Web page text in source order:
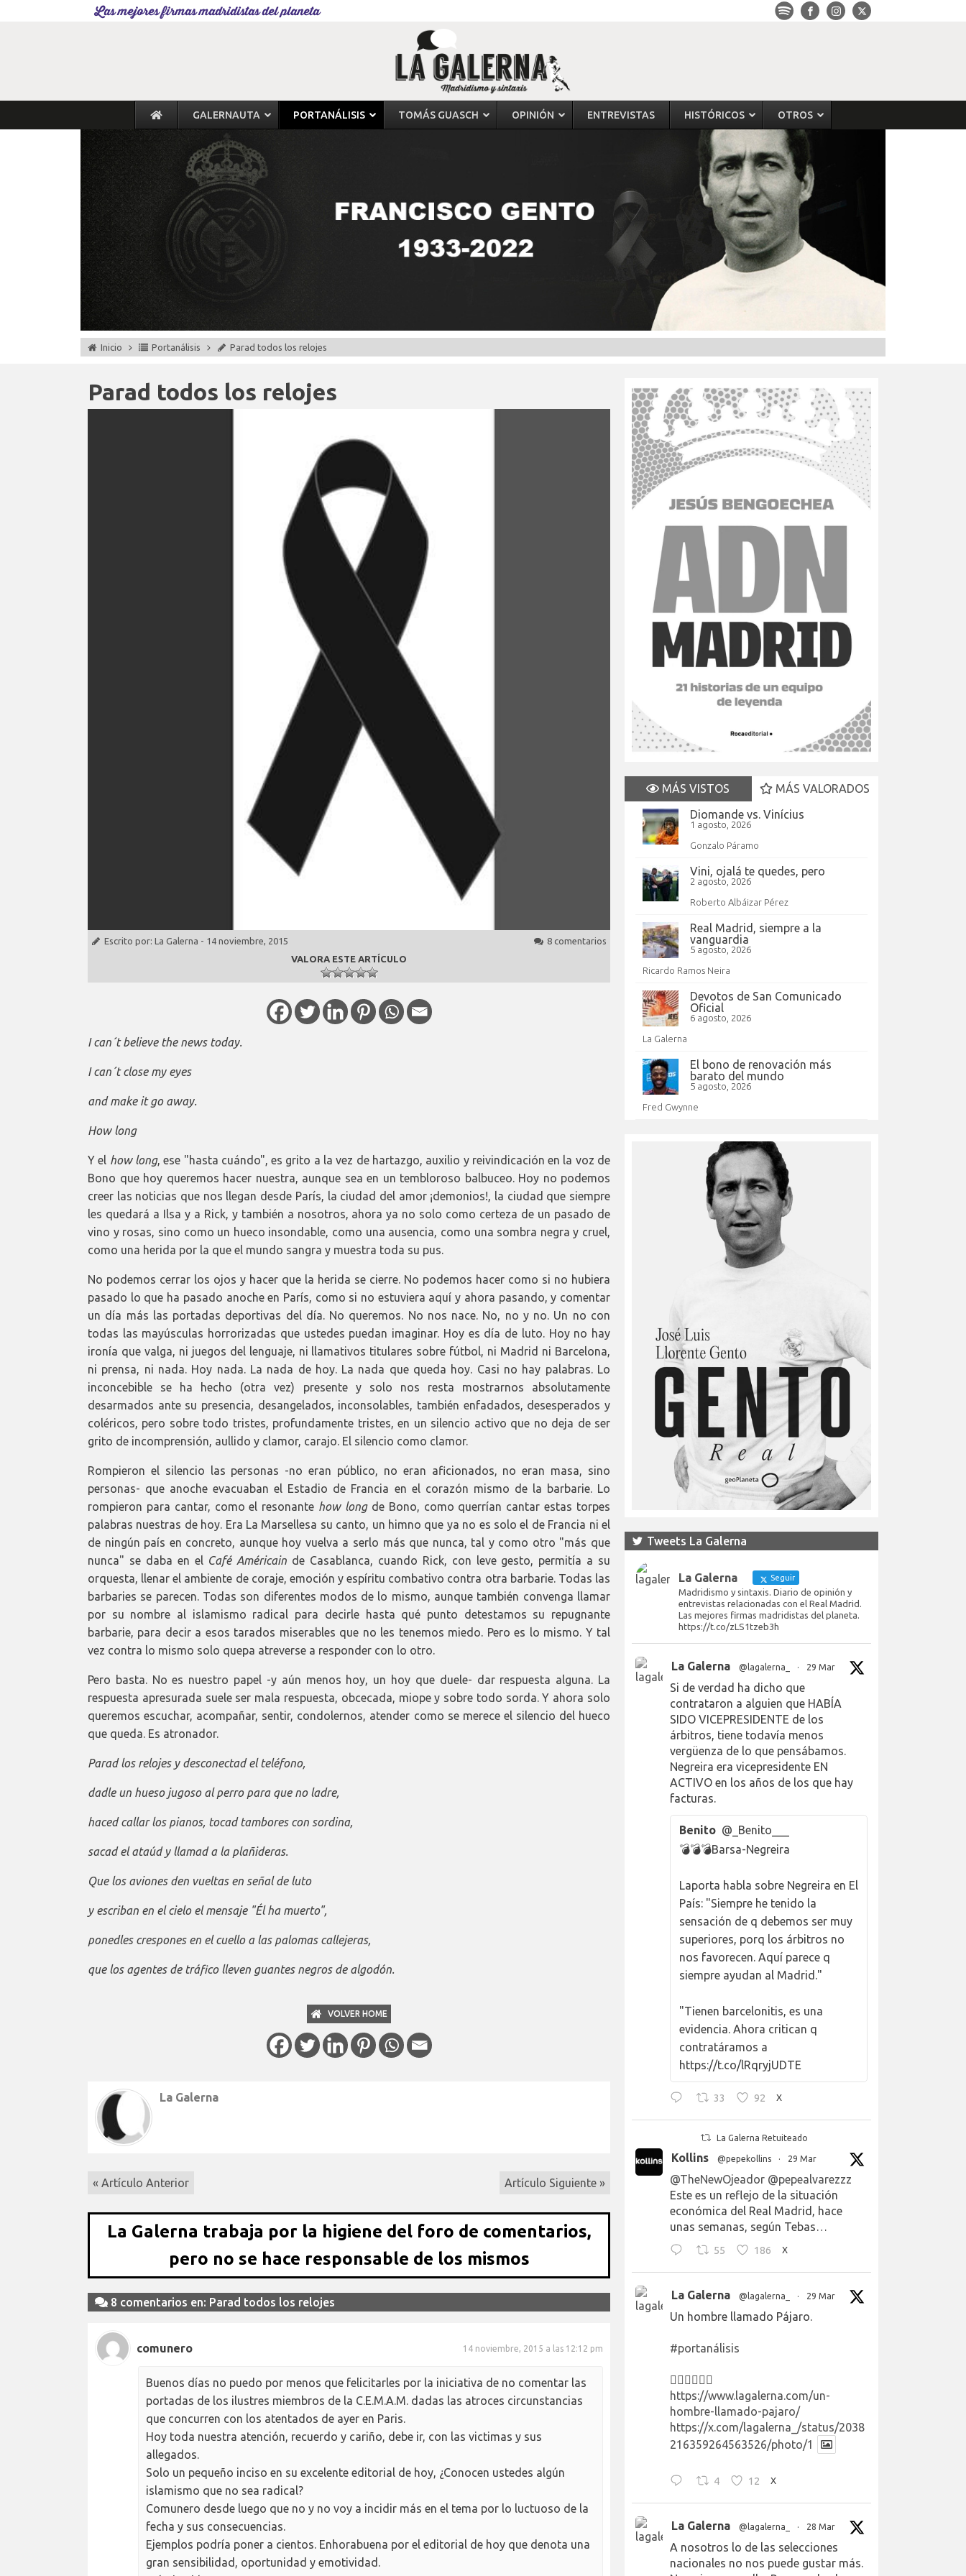
Las mejores firmas madridistas del planeta
GALERNAUTA PORTANÁLISIS TOMÁS GUASCH OPINIÓN ENTREVISTAS HISTÓRICOS OTROS
Inicio Portanálisis Parad todos los relojes
Parad todos los relojes
Escrito por: La Galerna - 14 noviembre, 2015
8 comentarios
VALORA ESTE ARTÍCULO
I can´t believe the news today.
I can´t close my eyes
and make it go away.
How long
Y el how long, ese "hasta cuándo", es grito a la vez de hartazgo, auxilio y reivindicación en la voz de
Bono que hoy queremos hacer nuestra, aunque sea en un tembloroso balbuceo. Hoy no podemos
creer las noticias que nos llegan desde París, la ciudad del amor ¡demonios!, la ciudad que siempre
les quedará a Ilsa y a Rick, y también a nosotros, ahora ya no solo como certeza de un pasado de
vino y rosas, sino como un hueco insondable, como una ausencia, como una sombra negra y cruel,
como una herida por la que el mundo sangra y muestra toda su pus.
No podemos cerrar los ojos y hacer que la herida se cierre. No podemos hacer como si no hubiera
pasado lo que ha pasado anoche en París, como si no estuviera aquí y ahora pasando, y comentar
un día más las portadas deportivas del día. No queremos. No nos nace. No, no y no. Un no con
todas las mayúsculas horrorizadas que ustedes puedan imaginar. Hoy es día de luto. Hoy no hay
ironía que valga, ni juegos del lenguaje, ni llamativos titulares sobre fútbol, ni Madrid ni Barcelona,
ni prensa, ni nada. Hoy nada. La nada de hoy. La nada que queda hoy. Casi no hay palabras. Lo
inconcebible se ha hecho (otra vez) presente y solo nos resta mostrarnos absolutamente
desarmados ante su presencia, desangelados, inconsolables, también enfadados, desesperados y
coléricos, pero sobre todo tristes, profundamente tristes, en un silencio activo que no deja de ser
grito de incomprensión, aullido y clamor, carajo. El silencio como clamor.
Rompieron el silencio las personas -no eran público, no eran aficionados, no eran masa, sino
personas- que anoche evacuaban el Estadio de Francia en el corazón mismo de la barbarie. Lo
rompieron para cantar, como el resonante how longde Bono, como querrían cantar estas torpes
palabras nuestras de hoy. Era La Marsellesa su canto, un himno que ya no es solo el de Francia ni el
de ningún país en concreto, aunque hoy vuelva a serlo más que nunca, tal y como otro "más que
nunca" se daba en el Café Américain de Casablanca, cuando Rick, con leve gesto, permitía a su
orquesta, llenar el ambiente de coraje, emoción y espíritu combativo contra otra barbarie. Todas las
barbaries se parecen. Todas son diferentes modos de lo mismo, aunque también convenga llamar
por su nombre al islamismo radical para decirle hasta qué punto detestamos su repugnante
barbarie, para decir a esos tarados miserables que no les tenemos miedo. Pero es lo mismo. Y tal
vez contra lo mismo solo quepa atreverse a responder con lo otro.
Pero basta. No es nuestro papel -y aún menos hoy, un hoy que duele- dar respuesta alguna. La
respuesta apresurada suele ser mala respuesta, obcecada, miope y sobre todo sorda. Y ahora solo
queremos escuchar, acompañar, sentir, condolernos, atender como se merece el silencio del hueco
que queda. Es atronador.
Parad los relojes y desconectad el teléfono,
dadle un hueso jugoso al perro para que no ladre,
haced callar los pianos, tocad tambores con sordina,
sacad el ataúd y llamad a la plañideras.
Que los aviones den vueltas en señal de luto
y escriban en el cielo el mensaje "Él ha muerto",
ponedles crespones en el cuello a las palomas callejeras,
que los agentes de tráfico lleven guantes negros de algodón.
VOLVER HOME
La Galerna
« Artículo Anterior Artículo Siguiente »
La Galerna trabaja por la higiene del foro de comentarios,
pero no se hace responsable de los mismos
8 comentarios en: Parad todos los relojes
comunero 14 noviembre, 2015 a las 12:12 pm
Buenos días no puedo por menos que felicitarles por la iniciativa de no comentar las
portadas de los ilustres miembros de la C.E.M.A.M. dadas las atroces circunstancias
que concurren con los atentados de ayer en Paris.
Hoy toda nuestra atención, recuerdo y cariño, debe ir, con las victimas y sus
allegados.
Solo un pequeño inciso en su excelente editorial de hoy, ¿Conocen ustedes algún
islamismo que no sea radical?
Comunero desde luego que no y no voy a incidir más en el tema por lo luctuoso de la
fecha y sus consecuencias.
Ejemplos podría poner a cientos. Enhorabuena por el editorial de hoy que denota una
gran sensibilidad, oportunidad y emotividad.
MÁS VISTOS
MÁS VALORADOS
Diomande vs. Vinícius
1 agosto, 2026
Gonzalo Páramo
Vini, ojalá te quedes, pero
2 agosto, 2026
Roberto Albáizar Pérez
Real Madrid, siempre a la
vanguardia
5 agosto, 2026
Ricardo Ramos Neira
Devotos de San Comunicado
Oficial
6 agosto, 2026
La Galerna
El bono de renovación más
barato del mundo
5 agosto, 2026
Fred Gwynne
Tweets La Galerna
La Galerna Seguir
Madridismo y sintaxis. Diario de opinión y
entrevistas relacionadas con el Real Madrid.
Las mejores firmas madridistas del planeta.
https://t.co/zLS1tzeb3h
La Galerna @lagalerna_ · 29 Mar
Si de verdad ha dicho que
contrataron a alguien que HABÍA
SIDO VICEPRESIDENTE de los
árbitros, tiene todavía menos
vergüenza de lo que pensábamos.
Negreira era vicepresidente EN
ACTIVO en los años de los que hay
facturas.
Benito @_Benito___
💣💣💣Barsa-Negreira
Laporta habla sobre Negreira en El
País: "Siempre he tenido la
sensación de q debemos ser muy
superiores, porq los árbitros no
nos favorecen. Aquí parece q
siempre ayudan al Madrid."
"Tienen barcelonitis, es una
evidencia. Ahora critican q
contratáramos a
https://t.co/lRqryjUDTE
33 92 X
La Galerna Retuiteado
Kollins @pepekollins · 29 Mar
@TheNewOjeador @pepealvarezzz
Este es un reflejo de la situación
económica del Real Madrid, hace
unas semanas, según Tebas…
55 186 X
La Galerna @lagalerna_ · 29 Mar
Un hombre llamado Pájaro.
#portanálisis
👉🏻👉🏻👉🏻
https://www.lagalerna.com/un-
hombre-llamado-pajaro/
https://x.com/lagalerna_/status/2038
216359264563526/photo/1
4 12 X
La Galerna @lagalerna_ · 28 Mar
A nosotros lo de las selecciones
nacionales no nos puede gustar más.